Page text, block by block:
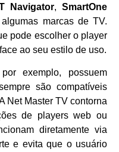
Navigator,SmartOne
marcas de TV.
pode escolher o player
ao seu estilo de uso.
exemplo, possuem
são compatíveis
Net Master TV contorna
de players web ou
diretamente via
e evita que o usuário